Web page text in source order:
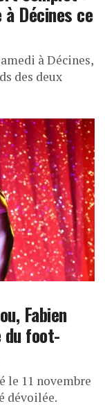
Décines ce
à Décines,
des deux
Fabien
du foot-
le 11 novembre
dévoilée.